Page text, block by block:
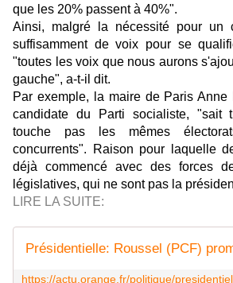
que les 20% passent à 40%".
Ainsi, malgré la nécessité pour un
suffisamment de voix pour se
"toutes les voix que nous aurons
gauche", a-t-il dit.
Par exemple, la maire de Paris Anne
candidate du Parti socialiste, "sait
touche pas les mêmes
concurrents". Raison pour laquelle
déjà commencé avec des forces
législatives, qui ne sont pas la
LIRE LA SUITE: